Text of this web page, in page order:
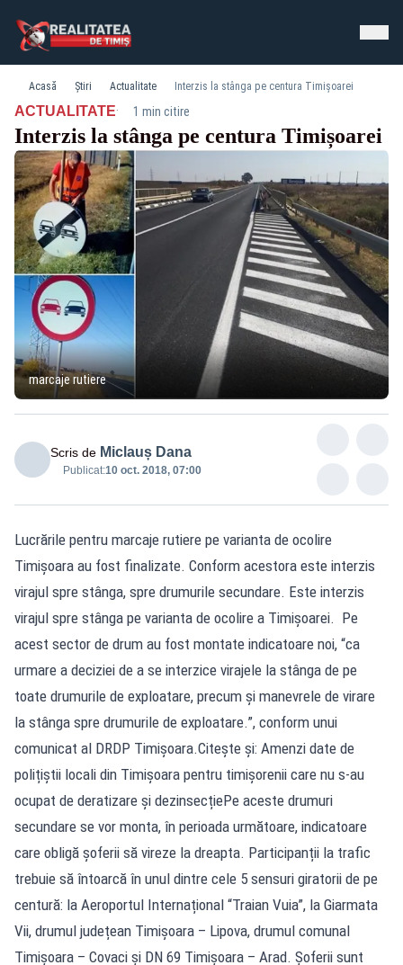
Acasă Știri Actualitate Interzis la stânga pe centura Timișoarei
ACTUALITATE· 1 min citire
Interzis la stânga pe centura Timișoarei
marcaje rutiere
Scris de Miclauș Dana
Publicat:10 oct. 2018, 07:00
Lucrările pentru marcaje rutiere pe varianta de ocolire
Timișoara au fost finalizate. Conform acestora este interzis
virajul spre stânga, spre drumurile secundare. Este interzis
virajul spre stânga pe varianta de ocolire a Timișoarei. Pe
acest sector de drum au fost montate indicatoare noi, “ca
urmare a deciziei de a se interzice virajele la stânga de pe
toate drumurile de exploatare, precum și manevrele de virare
la stânga spre drumurile de exploatare.”, conform unui
comunicat al DRDP Timișoara.Citește și: Amenzi date de
polițiștii locali din Timișoara pentru timișorenii care nu s-au
ocupat de deratizare și dezinsecțiePe aceste drumuri
secundare se vor monta, în perioada următoare, indicatoare
care obligă șoferii să vireze la dreapta. Participanții la trafic
trebuie să întoarcă în unul dintre cele 5 sensuri giratorii de pe
centură: la Aeroportul Internațional “Traian Vuia”, la Giarmata
Vii, drumul județean Timișoara – Lipova, drumul comunal
Timișoara – Covaci și DN 69 Timișoara – Arad. Șoferii sunt